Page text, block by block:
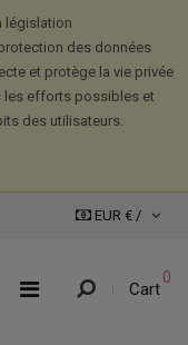
législation
des données
et protège la vie privée
les efforts possibles et
des utilisateurs.
EUR € /
Cart
0